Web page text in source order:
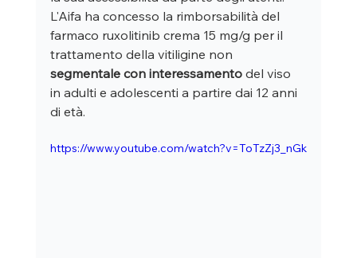
L'Aifa ha concesso la rimborsabilità del
farmaco ruxolitinib crema 15 mg/g per il
trattamento della vitiligine non
segmentale con interessamento del viso
in adulti e adolescenti a partire dai 12 anni
di età.
https://www.youtube.com/watch?v=ToTzZj3_nGk